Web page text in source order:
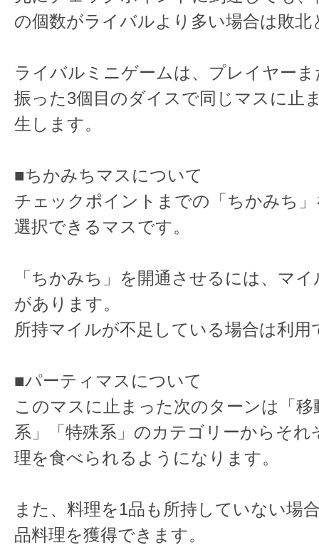
の個数がライバルより多い場合は敗北
ライバルミニゲームは、プレイヤー
振った3個目のダイスで同じマスに止
生します。
■ちかみちマスについて
チェックポイントまでの「ちかみち
選択できるマスです。
「ちかみち」を開通させるには、マ
があります。
所持マイルが不足している場合は利用
■パーティマスについて
このマスに止まった次のターンは「移
系」「特殊系」のカテゴリーからそれ
理を食べられるようになります。
また、料理を1品も所持していない場
品料理を獲得できます。